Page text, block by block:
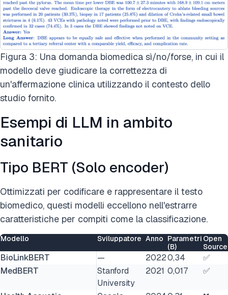
Figura 3: Una domanda biomedica sì/no/forse, in cui il
modello deve giudicare la correttezza di
un'affermazione clinica utilizzando il contesto dello
studio fornito.
Esempi di LLM in ambito
sanitario
Tipo BERT (Solo encoder)
Ottimizzati per codificare e rappresentare il testo
biomedico, questi modelli eccellono nell'estrarre
caratteristiche per compiti come la classificazione.
Modello Sviluppatore Anno Parametri
(B)
Open
Source
BioLinkBERT — 20220,34
✅
MedBERT
Stanford
University
2021 0,017 ✅